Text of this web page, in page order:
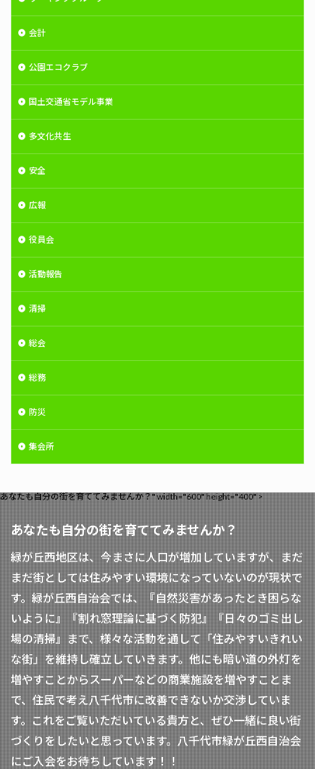
会計
公園エコクラブ
国土交通省モデル事業
多文化共生
安全
広報
役員会
活動報告
清掃
総会
総務
防災
集会所
あなたも自分の街を育ててみませんか？" width="600" height="400" >
あなたも自分の街を育ててみませんか？
緑が丘西地区は、今まさに人口が増加していますが、まだ
まだ街としては住みやすい環境になっていないのが現状で
す。緑が丘西自治会では、『自然災害があったとき困らな
いように』『割れ窓理論に基づく防犯』『日々のゴミ出し
場の清掃』まで、様々な活動を通して「住みやすいきれい
な街」を維持し確立していきます。他にも暗い道の外灯を
増やすことからスーパーなどの商業施設を増やすことま
で、住民で考え八千代市に改善できないか交渉していま
す。これをご覧いただいている貴方と、ぜひ一緒に良い街
づくりをしたいと思っています。八千代市緑が丘西自治会
にご入会をお待ちしています！！